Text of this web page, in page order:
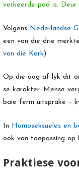
verkeerde pad is.
Volgens Nederlandse
een van die drie
van die Kerk).
Op die oog af lyk dit
se karakter. Mense
baie ferm uitsprake –
In Homoseksueles en
ook van toepassing op
Praktiese